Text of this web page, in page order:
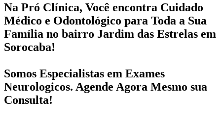
Na Pró Clínica, Você encontra Cuidado
Médico e Odontológico para Toda a Sua
Família no bairro Jardim das Estrelas em
Sorocaba!
Somos Especialistas em Exames
Neurologicos. Agende Agora Mesmo sua
Consulta!